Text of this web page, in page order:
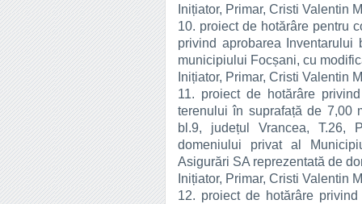
Inițiator, Primar, Cristi Valentin
10. proiect de hotărâre pentru
privind aprobarea
municipiului Focșani, cu
Inițiator, Primar, Cristi Valentin
11. proiect de hotărâre
terenului în suprafață de 7,00
bl.9, județul Vrancea, T.26,
domeniului privat al
Asigurări SA reprezentată de
Inițiator, Primar, Cristi Valentin
12. proiect de hotărâre